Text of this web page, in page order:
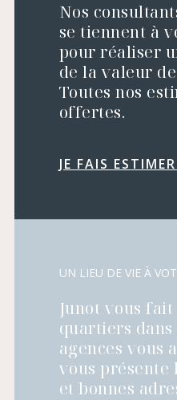
Nos
se tiennent à
pour réaliser
de la valeur
Toutes nos
offertes.
JE FAIS
UN LIEU DE VIE À
Junot vous
quartiers dans
agences vous
vous présente
et bonnes